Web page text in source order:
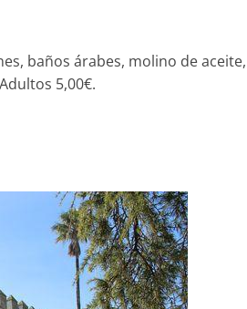
baños árabes, molino de aceite,
5,00€.